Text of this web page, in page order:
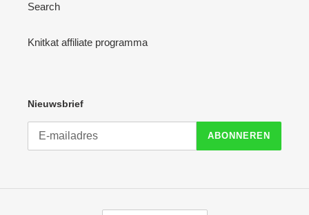
Search
Knitkat affiliate programma
Nieuwsbrief
ABONNEREN